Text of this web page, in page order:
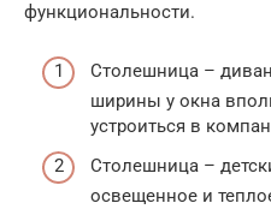
функциональности.
Столешница –
ширины у окна
устроиться в
Столешница –
освещенное и